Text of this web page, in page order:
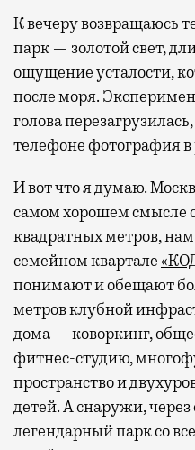
К вечеру возвращаюсь
парк — золотой свет,
ощущение усталости,
после моря.
голова
телефоне фотография в
И вот что я думаю.
самом хорошем смысле
квадратных метров,
семейном квартале
понимают и обещают
метров клубной
дома — коворкинг,
фитнес-студию,
пространство и
детей. А снаружи, через
легендарный парк со